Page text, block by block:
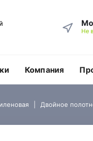
Не
Компания
Двойное